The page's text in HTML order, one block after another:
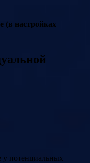
(в настройках
у потенциальных